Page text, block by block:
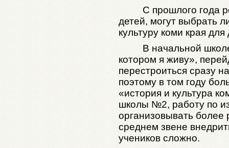
С прошлого года
детей, могут выбрать
культуру коми края
В начальной
котором я живу»,
перестроиться сразу
поэтому в том году
«история и культура
школы №2, работу по
организовывать более
среднем звене
учеников сложно.